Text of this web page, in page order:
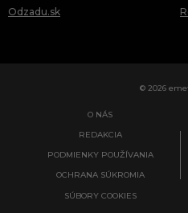
Odzadu.sk
© 2026
O NÁS
REDAKCIA
PODMIENKY POUŽÍVANIA
OCHRANA SÚKROMIA
SÚBORY COOKIES